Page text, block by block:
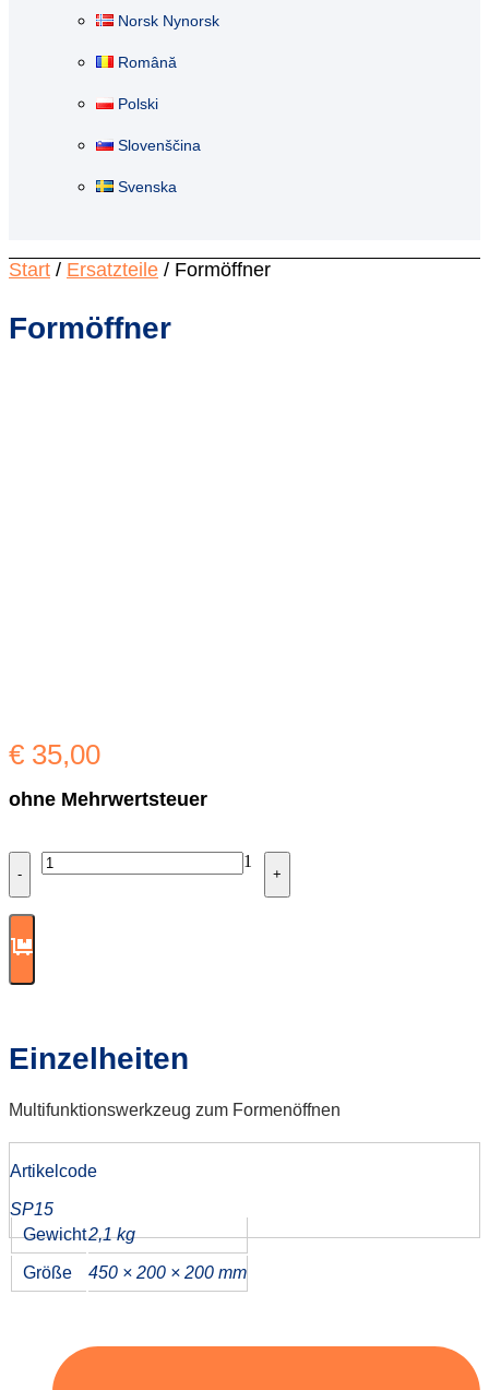
Norsk Nynorsk
Română
Polski
Slovenščina
Svenska
Start / Ersatzteile / Formöffner
Formöffner
€ 35,00
ohne Mehrwertsteuer
Quantity
-
1
+
Einzelheiten
Multifunktionswerkzeug zum Formenöffnen
Artikelcode
SP15
Gewicht2,1 kg
Größe 450 × 200 × 200 mm